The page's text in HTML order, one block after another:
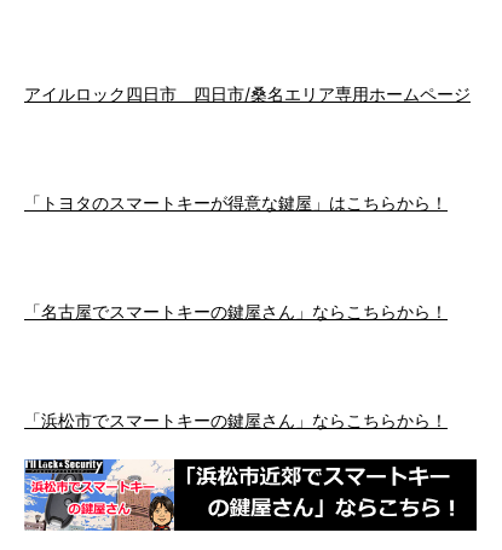
アイルロック四日市 四日市/桑名エリア専用ホームページ
「トヨタのスマートキーが得意な鍵屋」はこちらから！
「名古屋でスマートキーの鍵屋さん」ならこちらから！
「浜松市でスマートキーの鍵屋さん」ならこちらから！